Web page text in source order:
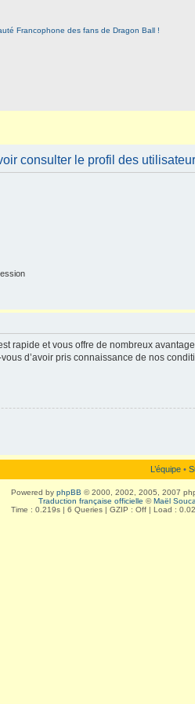
consulter le profil des
rapide et vous offre de nombreux
d’avoir pris connaissance de nos
L’équipe •
Powered by phpBB © 2000, 2002, 2005, 2007
Traduction française officielle ©Maël
Time : 0.219s | 6 Queries | GZIP : Off | Load :